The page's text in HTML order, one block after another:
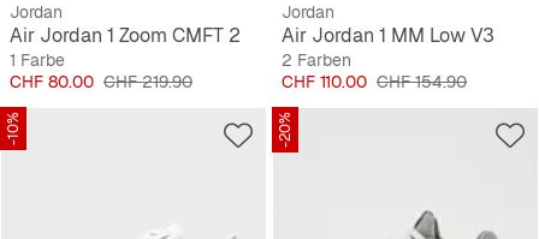
Jordan
Air Jordan 1 Zoom CMFT 2
1 Farbe
Preis
CHF 80.00 Originalpreis
CHF 219.90
Jordan
Air Jordan 1 MM Low V3
2 Farben
Preis
CHF 110.00 Originalpreis
CHF 154.90
-10% -20%